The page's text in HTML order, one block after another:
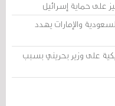
على حماية إسرائيل
والإمارات يهدد
على وزير بحريني بسبب